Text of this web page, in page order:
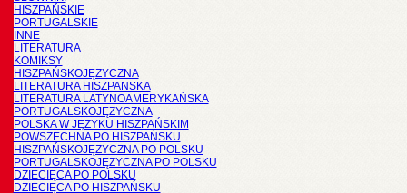
HISZPAŃSKIE
PORTUGALSKIE
INNE
LITERATURA
KOMIKSY
HISZPAŃSKOJĘZYCZNA
LITERATURA HISZPANSKA
LITERATURA LATYNOAMERYKAŃSKA
PORTUGALSKOJĘZYCZNA
POLSKA W JĘZYKU HISZPAŃSKIM
POWSZECHNA PO HISZPAŃSKU
HISZPAŃSKOJĘZYCZNA PO POLSKU
PORTUGALSKOJĘZYCZNA PO POLSKU
DZIECIĘCA PO POLSKU
DZIECIĘCA PO HISZPAŃSKU